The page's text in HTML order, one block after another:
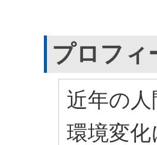
プロフィ
近年の
環境変